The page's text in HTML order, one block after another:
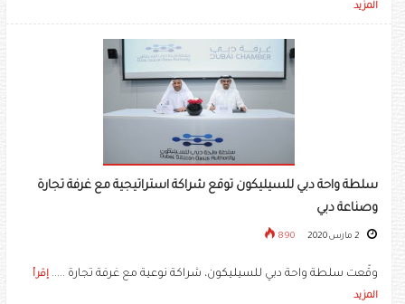
المزيد
سلطة واحة دبي للسيليكون توقع شراكة استراتيجية مع غرفة تجارة
وصناعة دبي
890
وقّعت سلطة واحة دبي للسيليكون، شراكة نوعية مع غرفة تجارة ..... إقرأ
المزيد